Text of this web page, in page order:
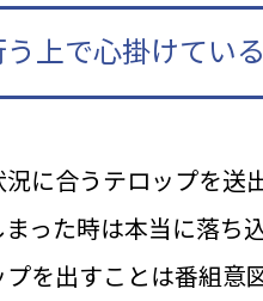
上で心掛けてい
に合うテロップを送
った時は本当に落ち
を出すことは番組意